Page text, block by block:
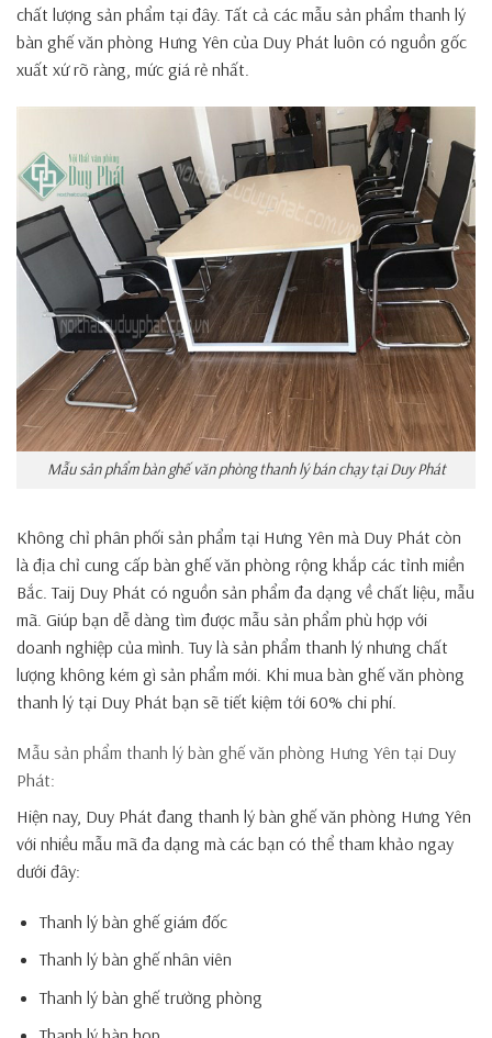
chất lượng sản phẩm tại đây. Tất cả các mẫu sản phẩm thanh lý
bàn ghế văn phòng Hưng Yên của Duy Phát luôn có nguồn gốc
xuất xứ rõ ràng, mức giá rẻ nhất.
Mẫu sản phẩm bàn ghế văn phòng thanh lý bán chạy tại Duy Phát
Không chỉ phân phối sản phẩm tại Hưng Yên mà Duy Phát còn
là địa chỉ cung cấp bàn ghế văn phòng rộng khắp các tỉnh miền
Bắc. Taij Duy Phát có nguồn sản phẩm đa dạng về chất liệu, mẫu
mã. Giúp bạn dễ dàng tìm được mẫu sản phẩm phù hợp với
doanh nghiệp của mình. Tuy là sản phẩm thanh lý nhưng chất
lượng không kém gì sản phẩm mới. Khi mua bàn ghế văn phòng
thanh lý tại Duy Phát bạn sẽ tiết kiệm tới 60% chi phí.
Mẫu sản phẩm thanh lý bàn ghế văn phòng Hưng Yên tại Duy
Phát:
Hiện nay, Duy Phát đang thanh lý bàn ghế văn phòng Hưng Yên
với nhiều mẫu mã đa dạng mà các bạn có thể tham khảo ngay
dưới đây:
Thanh lý bàn ghế giám đốc
Thanh lý bàn ghế nhân viên
Thanh lý bàn ghế trường phòng